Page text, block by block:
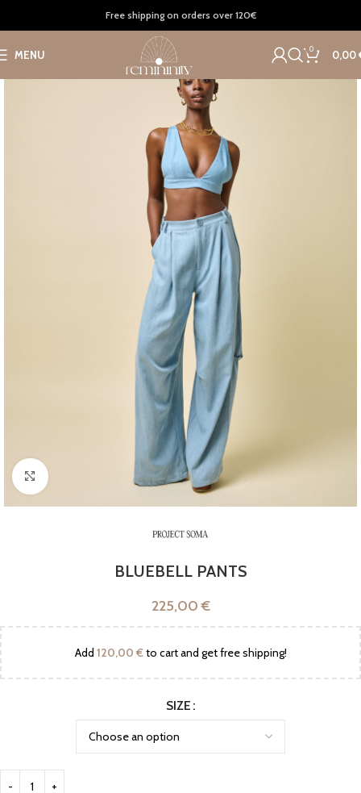
Free shipping on orders over 120€
MENU 0 0,00
Bottoms
Click to enlarge
BLUEBELL PANTS
225,00€
Add 120,00 €to cart and get free shipping!
SIZE